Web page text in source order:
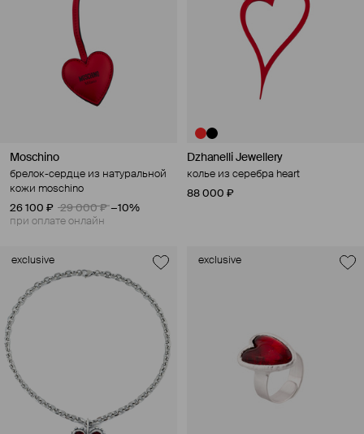
Moschino
брелок-сердце из натуральной
кожи moschino
26 100 ₽
29 000 ₽ −10%
при оплате онлайн
Dzhanelli Jewellery
колье из серебра heart
88 000 ₽
exclusive exclusive